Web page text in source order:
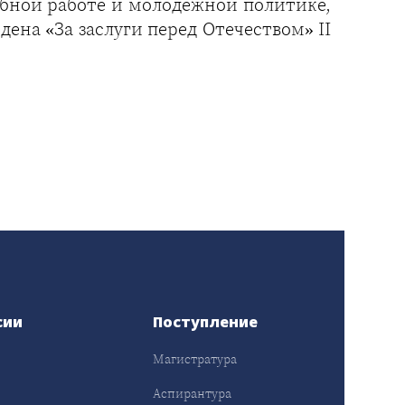
«За заслуги перед Отечеством» II
Поступление
Магистратура
Аспирантура